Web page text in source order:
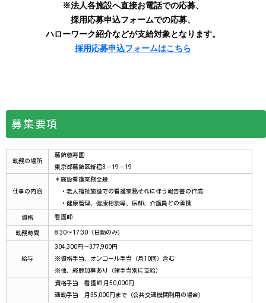
募集要項
勤務の場所
葛飾敬寿園
東京都葛飾区新宿3－19－19
仕事の内容
＊施設看護業務全般
・老人福祉施設での看護業務それに伴う報告書の作成
・健康管理、健康相談等、医師、介護員との連携
資格 看護師
勤務時間 8:30～17:30（日勤のみ）
給与
304,300円～377,900円
※資格手当、オンコール手当（月10回）含む
※他、経歴加算あり（諸手当別に支給）
資格手当 看護師 月50,000円
通勤手当 月35,000円まで（公共交通機関利用の場合）